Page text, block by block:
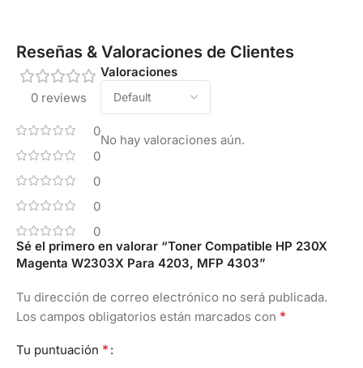
Reseñas & Valoraciones de Clientes
0 reviews
0
0
0
0
0
Valoraciones
No hay valoraciones aún.
Sé el primero en valorar “Toner Compatible HP 230X
Magenta W2303X Para 4203, MFP 4303”
Tu dirección de correo electrónico no será publicada.
Los campos obligatorios están marcados con *
Tu puntuación *